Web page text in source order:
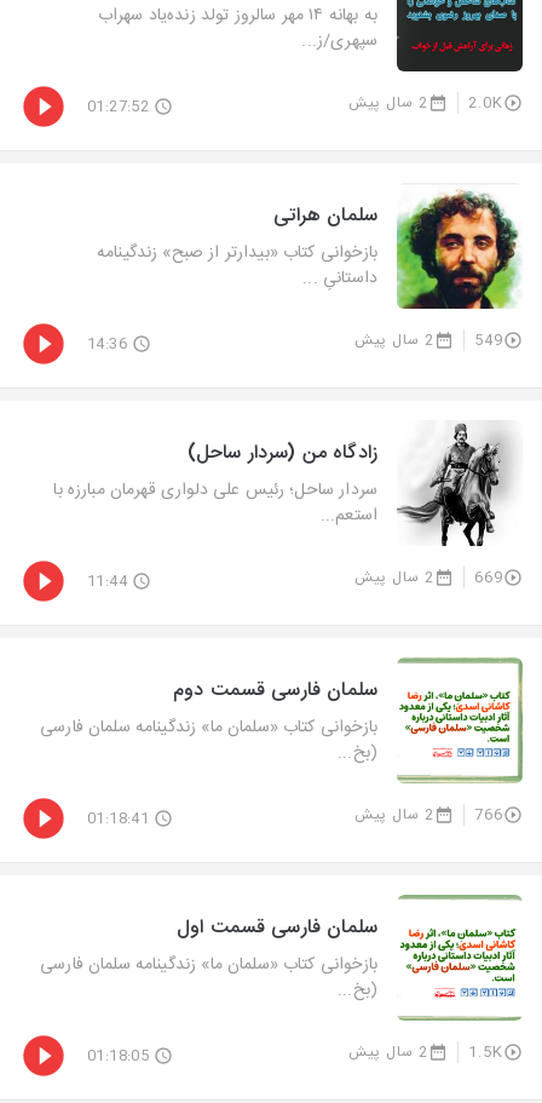
به بهانه ۱۴ مهر سالروز تولد زنده‌یاد سهراب
سپهری/ز...
2.0K 2 سال پیش 01:27:52
سلمان هراتی
بازخوانی كتاب «بیدارتر از صبح» زندگینامه
داستانیِ ...
549 2 سال پیش 14:36
زادگاه من (سردار ساحل)
سردار ساحل؛ رئیس علی دلواری قهرمان مبارزه با
استعم...
669 2 سال پیش 11:44
سلمان فارسی قسمت دوم
بازخوانی كتاب «سلمان ما» زندگینامه سلمان فارسی
(بخ...
766 2 سال پیش 01:18:41
سلمان فارسی قسمت اول
بازخوانی كتاب «سلمان ما» زندگینامه سلمان فارسی
(بخ...
1.5K 2 سال پیش 01:18:05